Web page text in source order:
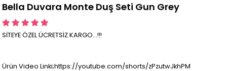
Bella Duvara Monte Duş Seti Gun Grey
SİTEYE ÖZEL ÜCRETSİZ KARGO...!!!
Ürün Video Linki;https://youtube.com/shorts/zPzutwJkhPM